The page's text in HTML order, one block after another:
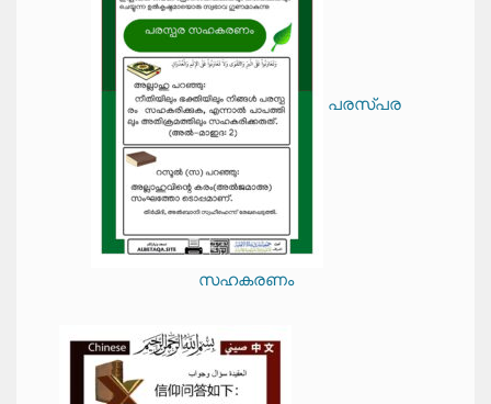
പരസ്പര
സഹകരണം